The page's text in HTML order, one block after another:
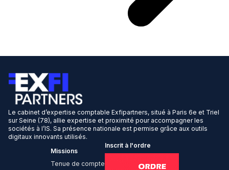
Le cabinet d’expertise comptable Exfipartners, situé à Paris 6e et Triel
sur Seine (78), allie expertise et proximité pour accompagner les
sociétés à l’IS. Sa présence nationale est permise grâce aux outils
digitaux innovants utilisés.
Missions
Tenue de compte
Inscrit à l'ordre